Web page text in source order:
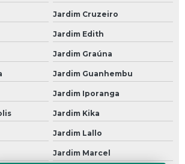
de Carro Importado
Carro
para Carro de Luxo
para Carro Popular
Antigo
Blindado
Jardim Cruzeiro
Jardim Edith
Jardim Graúna
Jardim Guanhembu
Jardim Iporanga
Jardim Kika
Jardim Lallo
Jardim Marcel